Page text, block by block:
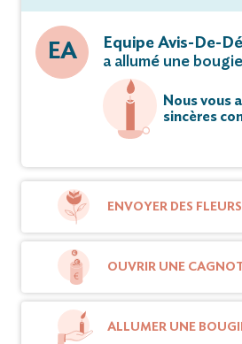
EA
Equipe Avis-De-
a allumé une bougie
Nous vous
sincères
ENVOYER DES
OUVRIR UNE
ALLUMER UNE